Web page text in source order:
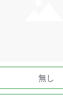
無し